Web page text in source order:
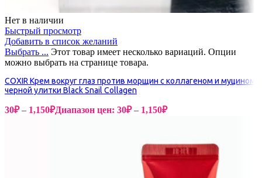
Нет в наличии
Быстрый просмотр
Добавить в список желаний
Выбрать ... Этот товар имеет несколько вариаций. Опции
можно выбрать на странице товара.
COXIR Крем вокруг глаз против морщин с коллагеном и муцином
черной улитки Black Snail Collagen
30₽ – 1,150₽Диапазон цен: 30₽ – 1,150₽